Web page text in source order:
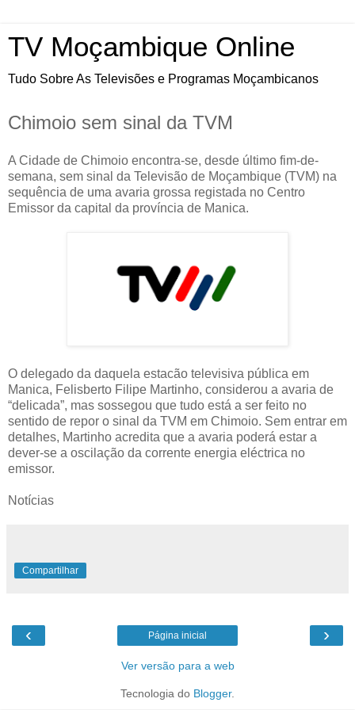
TV Moçambique Online
Tudo Sobre As Televisões e Programas Moçambicanos
Chimoio sem sinal da TVM
A Cidade de Chimoio encontra-se, desde último fim-de-
semana, sem sinal da Televisão de Moçambique (TVM) na
sequência de uma avaria grossa registada no Centro
Emissor da capital da província de Manica.
O delegado da daquela estacão televisiva pública em
Manica, Felisberto Filipe Martinho, considerou a avaria de
“delicada”, mas sossegou que tudo está a ser feito no
sentido de repor o sinal da TVM em Chimoio. Sem entrar em
detalhes, Martinho acredita que a avaria poderá estar a
dever-se a oscilação da corrente energia eléctrica no
emissor.
Notícias
Compartilhar
‹ ›
Página inicial
Ver versão para a web
Tecnologia do Blogger.